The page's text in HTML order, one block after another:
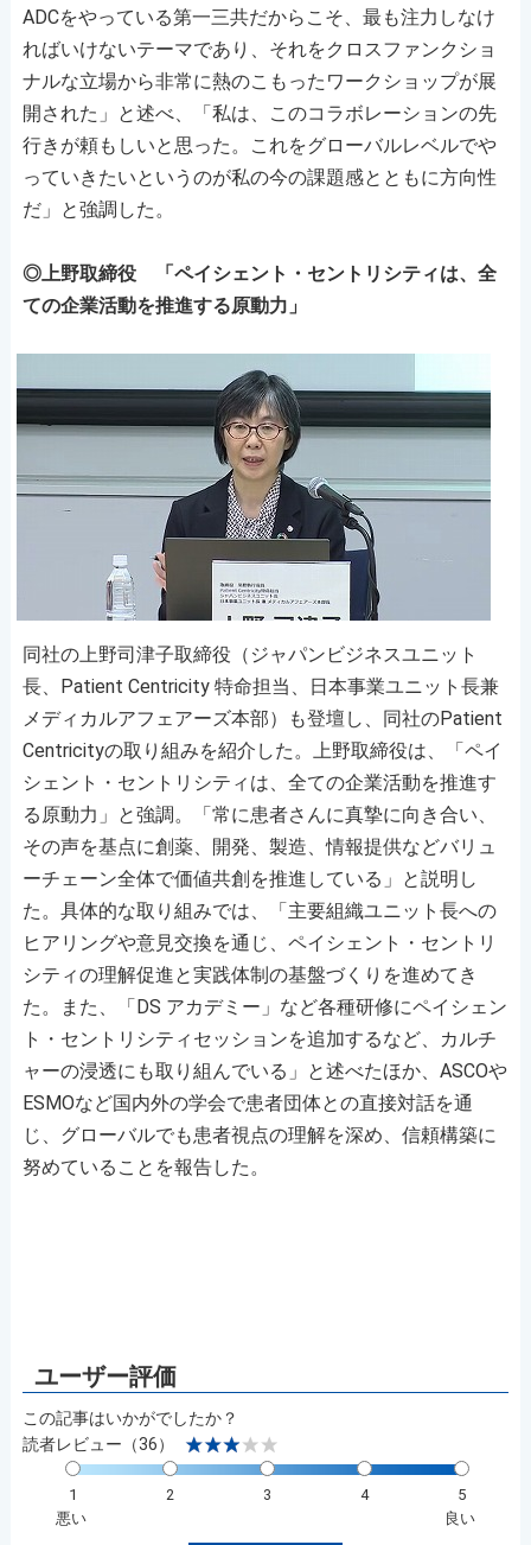
ADCをやっている第一三共だからこそ、最も注力しなけ
ればいけないテーマであり、それをクロスファンクショ
ナルな立場から非常に熱のこもったワークショップが展
開された」と述べ、「私は、このコラボレーションの先
行きが頼もしいと思った。これをグローバルレベルでや
っていきたいというのが私の今の課題感とともに方向性
だ」と強調した。
◎上野取締役 「ペイシェント・セントリシティは、全
ての企業活動を推進する原動力」
同社の上野司津子取締役（ジャパンビジネスユニット
長、Patient Centricity 特命担当、日本事業ユニット長兼
メディカルアフェアーズ本部）も登壇し、同社のPatient
Centricityの取り組みを紹介した。上野取締役は、「ペイ
シェント・セントリシティは、全ての企業活動を推進す
る原動力」と強調。「常に患者さんに真摯に向き合い、
その声を基点に創薬、開発、製造、情報提供などバリュ
ーチェーン全体で価値共創を推進している」と説明し
た。具体的な取り組みでは、「主要組織ユニット長への
ヒアリングや意見交換を通じ、ペイシェント・セントリ
シティの理解促進と実践体制の基盤づくりを進めてき
た。また、「DS アカデミー」など各種研修にペイシェン
ト・セントリシティセッションを追加するなど、カルチ
ャーの浸透にも取り組んでいる」と述べたほか、ASCOや
ESMOなど国内外の学会で患者団体との直接対話を通
じ、グローバルでも患者視点の理解を深め、信頼構築に
努めていることを報告した。
この記事はいかがでしたか？
読者レビュー（36）
1 2 3 4
5
悪い
良い